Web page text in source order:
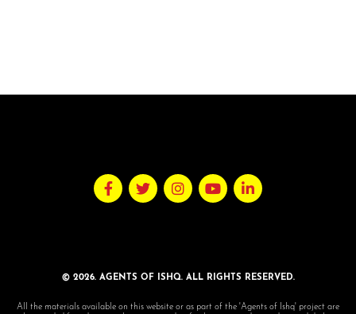
© 2026. AGENTS OF ISHQ. ALL RIGHTS RESERVED.
All the materials available on this website or as part of the 'Agents of Ishq' project are